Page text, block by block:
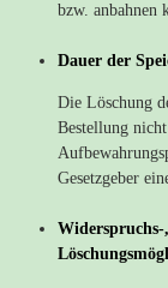
bzw. anbahnen
Dauer der
Die Löschung
Bestellung
Gesetzgeber